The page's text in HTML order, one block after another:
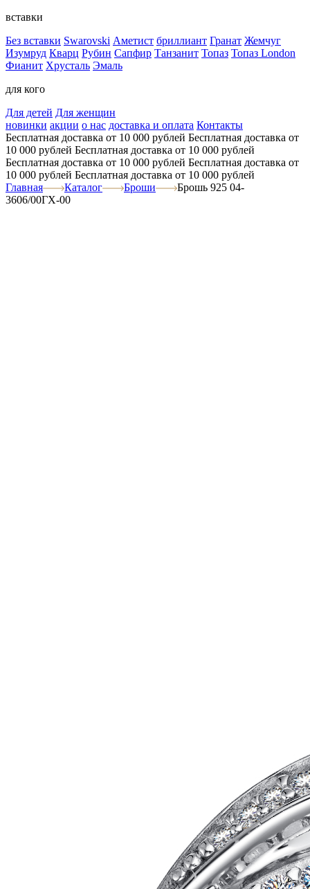
вставки
Без вставки Swarovski Аметист бриллиант Гранат Жемчуг
Изумруд Кварц Рубин Сапфир Танзанит Топаз Топаз London
Фианит Хрусталь Эмаль
для кого
Для детей Для женщин
новинки акции о нас доставка и оплата Контакты
Бесплатная доставка от 10 000 рублей Бесплатная доставка от
10 000 рублей Бесплатная доставка от 10 000 рублей
Бесплатная доставка от 10 000 рублей Бесплатная доставка от
10 000 рублей Бесплатная доставка от 10 000 рублей
Главная
Каталог Броши
Брошь 925 04-
3606/00ГХ-00